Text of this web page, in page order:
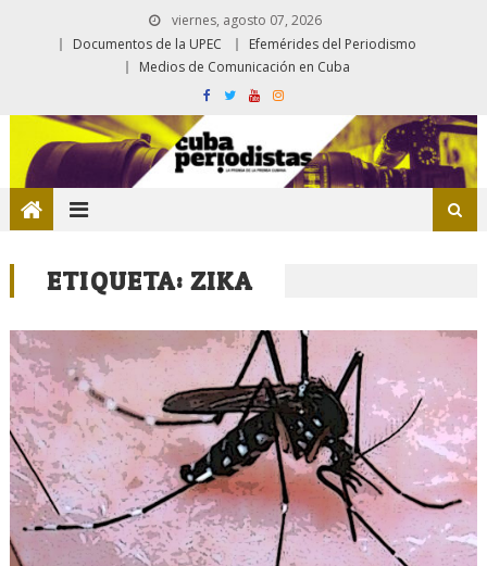
viernes, agosto 07, 2026
Documentos de la UPEC
Efemérides del Periodismo
Medios de Comunicación en Cuba
ETIQUETA: ZIKA